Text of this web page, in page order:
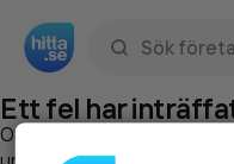
Ett fel har
Om du vill kan du